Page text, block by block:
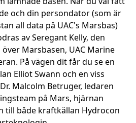
och din persondator (som är
all data på UAC's Marsbas)
av Seregant Kelly, den
Marsbasen, UAC Marine
På vägen dit får du se en
Elliot Swann och en viss
Malcolm Betruger, ledaren
på Mars, hjärnan
till både kraftkällan Hydrocon